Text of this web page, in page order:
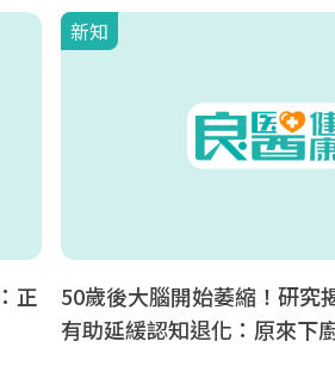
正
新知
50歲後大腦開始萎縮！研究
有助延緩認知退化：原來下